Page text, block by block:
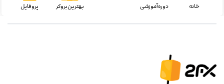
خانه دوره‌آموزشی بهترین‌بروکر پروفایل